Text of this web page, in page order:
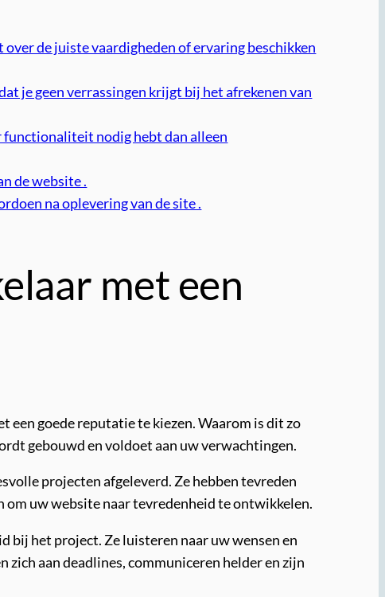
de juiste vaardigheden of ervaring beschikken
je geen verrassingen krijgt bij het afrekenen van
functionaliteit nodig hebt dan alleen
de website .
na oplevering van de site .
met een
een goede reputatie te kiezen. Waarom is dit zo
gebouwd en voldoet aan uw verwachtingen.
projecten afgeleverd. Ze hebben tevreden
uw website naar tevredenheid te ontwikkelen.
het project. Ze luisteren naar uw wensen en
zich aan deadlines, communiceren helder en zijn